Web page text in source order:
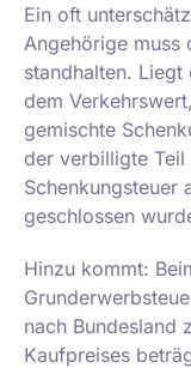
Ein oft
Angehörige muss
standhalten.
dem
gemischte
der verbilligte
Schenkungsteuer
geschlossen
Hinzu kommt:
nach Bundesland
Kaufpreises